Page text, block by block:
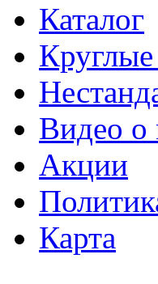
Каталог
Видео о
Акции
Карта